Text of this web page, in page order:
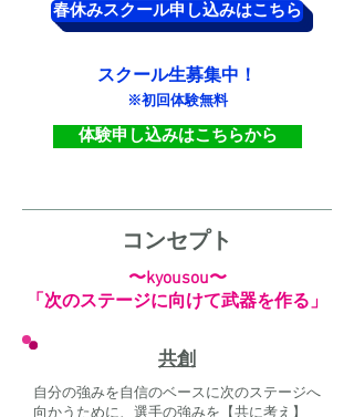
春休みスクール申し込みはこちら
スクール生募集中！
※初回体験無料
体験申し込みはこちらから
​コンセプト
〜kyousou〜
​「次のステージに向けて武器を作る」
共創
自分の強みを自信のベースに次のステージへ